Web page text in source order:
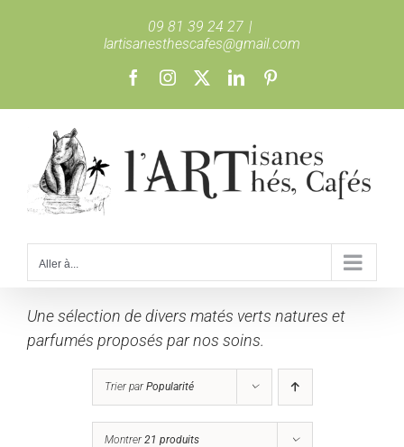
09 81 39 24 27 |
lartisanesthescafes@gmail.com
FacebookInstagram LinkedIn
Aller à...
Une sélection de divers matés verts natures et
parfumés proposés par nos soins.
Trier parPopularité
Montrer21 produits